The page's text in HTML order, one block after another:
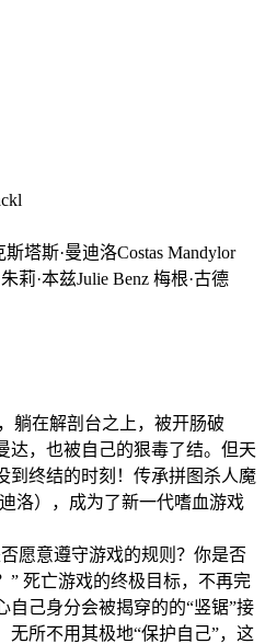
塔斯·曼迪洛Costas Mandylor
莉·本兹Julie Benz 梅根·古德
躺在解剖台之上，被开肠破
达，也被自己的狠毒了结。但天
到终结的时刻！传承拼图杀人魔
洛），成为了新一代嗜血游戏
愿意遵守游戏的规则？你是否
” 死亡游戏的终极目标，不再完
自己身分会被揭穿的的“竖锯”接
无所不用其极地“保护自己”，这